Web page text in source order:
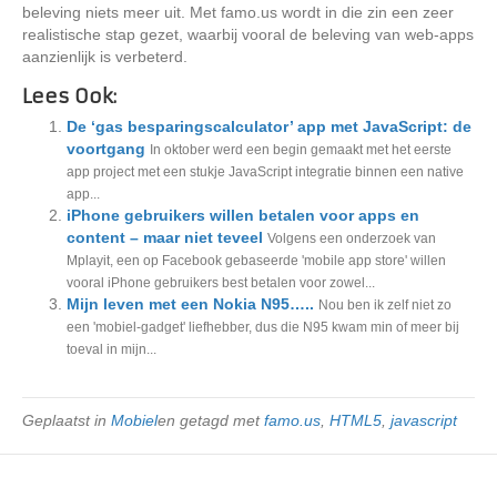
beleving niets meer uit. Met famo.us wordt in die zin een zeer
realistische stap gezet, waarbij vooral de beleving van web-apps
aanzienlijk is verbeterd.
Lees Ook:
De ‘gas besparingscalculator’ app met JavaScript: de
voortgang In oktober werd een begin gemaakt met het eerste
app project met een stukje JavaScript integratie binnen een native
app...
iPhone gebruikers willen betalen voor apps en
content – maar niet teveel Volgens een onderzoek van
Mplayit, een op Facebook gebaseerde 'mobile app store' willen
vooral iPhone gebruikers best betalen voor zowel...
Mijn leven met een Nokia N95….. Nou ben ik zelf niet zo
een 'mobiel-gadget' liefhebber, dus die N95 kwam min of meer bij
toeval in mijn...
Geplaatst in Mobielen getagd metfamo.us HTML5 javascript